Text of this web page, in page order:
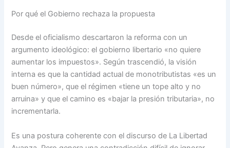
Por qué el Gobierno rechaza la propuesta
Desde el oficialismo descartaron la reforma con un
argumento ideológico: el gobierno libertario «no quiere
aumentar los impuestos». Según trascendió, la visión
interna es que la cantidad actual de monotributistas «es un
buen número», que el régimen «tiene un tope alto y no
arruina» y que el camino es «bajar la presión tributaria», no
incrementarla.
Es una postura coherente con el discurso de La Libertad